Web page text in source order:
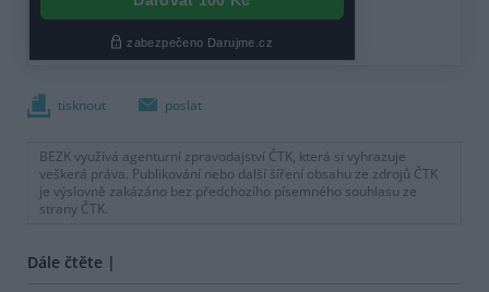
tisknout poslat
BEZK využívá agenturní zpravodajství ČTK, která si vyhrazuje
veškerá práva. Publikování nebo další šíření obsahu ze zdrojů ČTK
je výslovně zakázáno bez předchozího písemného souhlasu ze
strany ČTK.
Dále čtěte |